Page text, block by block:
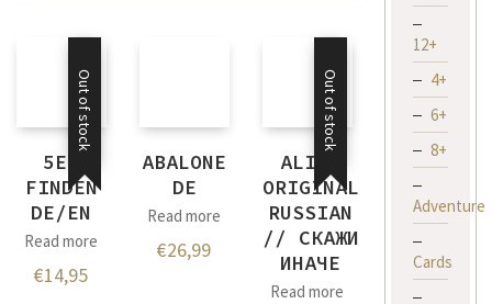
Out of stock
5ER
FINDEN
DE/EN
Read more
€14,95
ABALONE
DE
Read more
€26,99
Out of stock
ALIAS
ORIGINAL
RUSSIAN
// СКАЖИ
ИНАЧЕ
Read more
12+
4+
6+
8+
Adventure
Cards